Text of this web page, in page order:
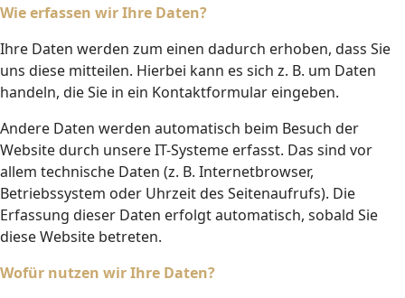
Wie erfassen wir Ihre Daten?
Ihre Daten werden zum einen dadurch erhoben, dass Sie
uns diese mitteilen. Hierbei kann es sich z. B. um Daten
handeln, die Sie in ein Kontaktformular eingeben.
Andere Daten werden automatisch beim Besuch der
Website durch unsere IT-Systeme erfasst. Das sind vor
allem technische Daten (z. B. Internetbrowser,
Betriebssystem oder Uhrzeit des Seitenaufrufs). Die
Erfassung dieser Daten erfolgt automatisch, sobald Sie
diese Website betreten.
Wofür nutzen wir Ihre Daten?